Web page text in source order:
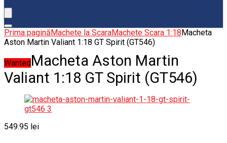
Prima paginăMachete la ScaraMachete Scara 1:18Macheta
Aston Martin Valiant 1:18 GT Spirit (GT546)
WantedMacheta Aston Martin
Valiant 1:18 GT Spirit (GT546)
549.95 lei